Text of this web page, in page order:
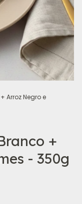
Arroz Negro e
+
- 350g